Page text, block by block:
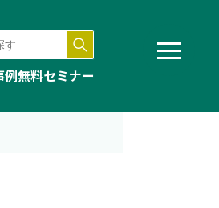
例無料セミナー